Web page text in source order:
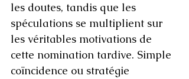
les doutes, tandis que les
spéculations se multiplient sur
les véritables motivations de
cette nomination tardive. Simple
coïncidence ou stratégie